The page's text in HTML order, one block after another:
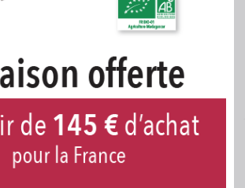
spécial pour l'application de la
d'argent